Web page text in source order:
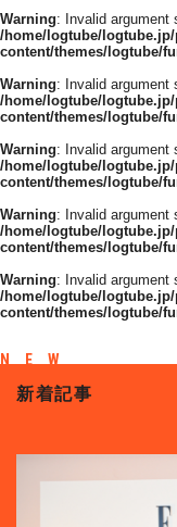
Warning: Invalid argument
/home/logtube/
content/themes/logtube/
Warning: Invalid argument
/home/logtube/
content/themes/logtube/
Warning: Invalid argument
/home/logtube/
content/themes/logtube/
Warning: Invalid argument
/home/logtube/
content/themes/logtube/
Warning: Invalid argument
/home/logtube/
content/themes/logtube/
新着記事